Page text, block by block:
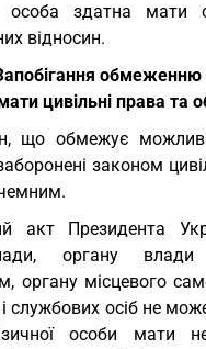
особа здатна мати
відносин.
обмеженню
цивільні права та
що обмежує
законом
акт Президента
органу влади
органу місцевого
і службових осіб не
особи мати